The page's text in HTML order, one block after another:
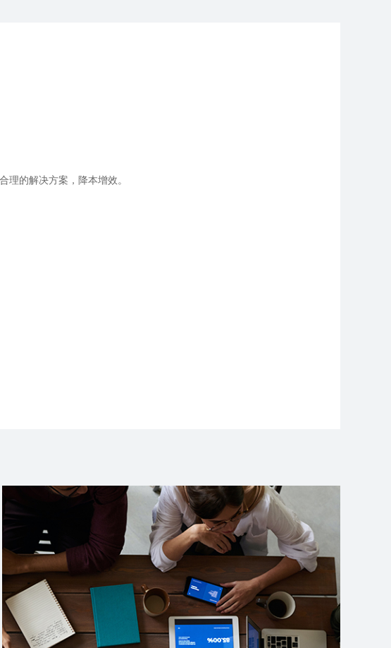
理的解决方案，降本增效。